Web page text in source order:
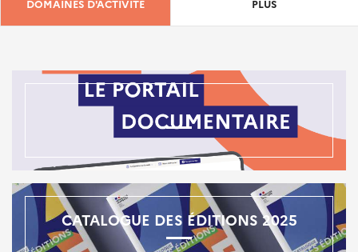
DOMAINES D'ACTIVITÉ PLUS
CATALOGUE DES ÉDITIONS 2025